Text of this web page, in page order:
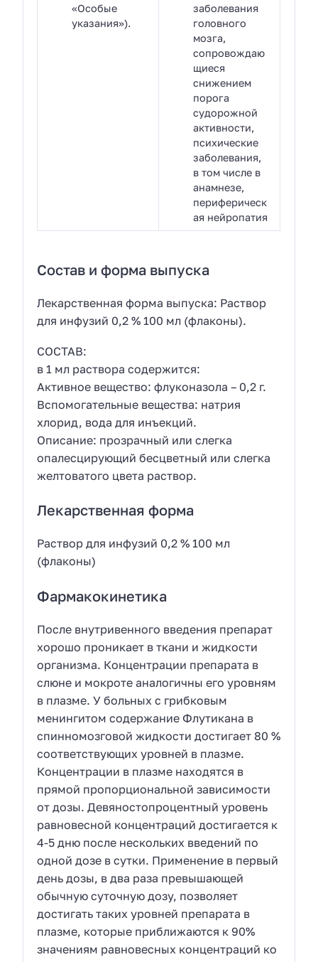
«Особые
указания»).
заболевания
головного
мозга,
сопровождаю
щиеся
снижением
порога
судорожной
активности,
психические
заболевания,
в том числе в
анамнезе,
периферическ
ая нейропатия
Состав и форма выпуска
Лекарственная форма выпуска: Раствор
для инфузий 0,2 % 100 мл (флаконы).
СОСТАВ:
в 1 мл раствора содержится:
Активное вещество: флуконазола – 0,2 г.
Вспомогательные вещества: натрия
хлорид, вода для инъекций.
Описание: прозрачный или слегка
опалесцирующий бесцветный или слегка
желтоватого цвета раствор.
Лекарственная форма
Раствор для инфузий 0,2 % 100 мл
(флаконы)
Фармакокинетика
После внутривенного введения препарат
хорошо проникает в ткани и жидкости
организма. Концентрации препарата в
слюне и мокроте аналогичны его уровням
в плазме. У больных с грибковым
менингитом содержание Флутикана в
спинномозговой жидкости достигает 80 %
соответствующих уровней в плазме.
Концентрации в плазме находятся в
прямой пропорциональной зависимости
от дозы. Девяностопроцентный уровень
равновесной концентраций достигается к
4-5 дню после нескольких введений по
одной дозе в сутки. Применение в первый
день дозы, в два раза превышающей
обычную суточную дозу, позволяет
достигать таких уровней препарата в
плазме, которые приближаются к 90%
значениям равновесных концентраций ко